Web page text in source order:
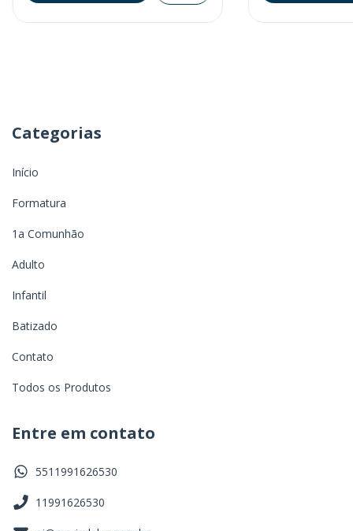
Categorias
Início
Formatura
1a Comunhão
Adulto
Infantil
Batizado
Contato
Todos os Produtos
Entre em contato
5511991626530
11991626530